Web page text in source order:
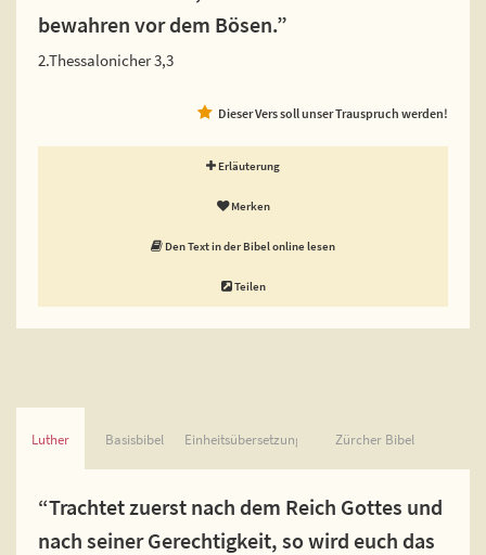
bewahren vor dem Bösen.”
2.Thessalonicher 3,3
Dieser Vers soll unser Trauspruch werden!
Erläuterung
Merken
Den Text in der Bibel online lesen
Teilen
Luther Basisbibel Einheitsübersetzung Zürcher Bibel
“Trachtet zuerst nach dem Reich Gottes und
nach seiner Gerechtigkeit, so wird euch das